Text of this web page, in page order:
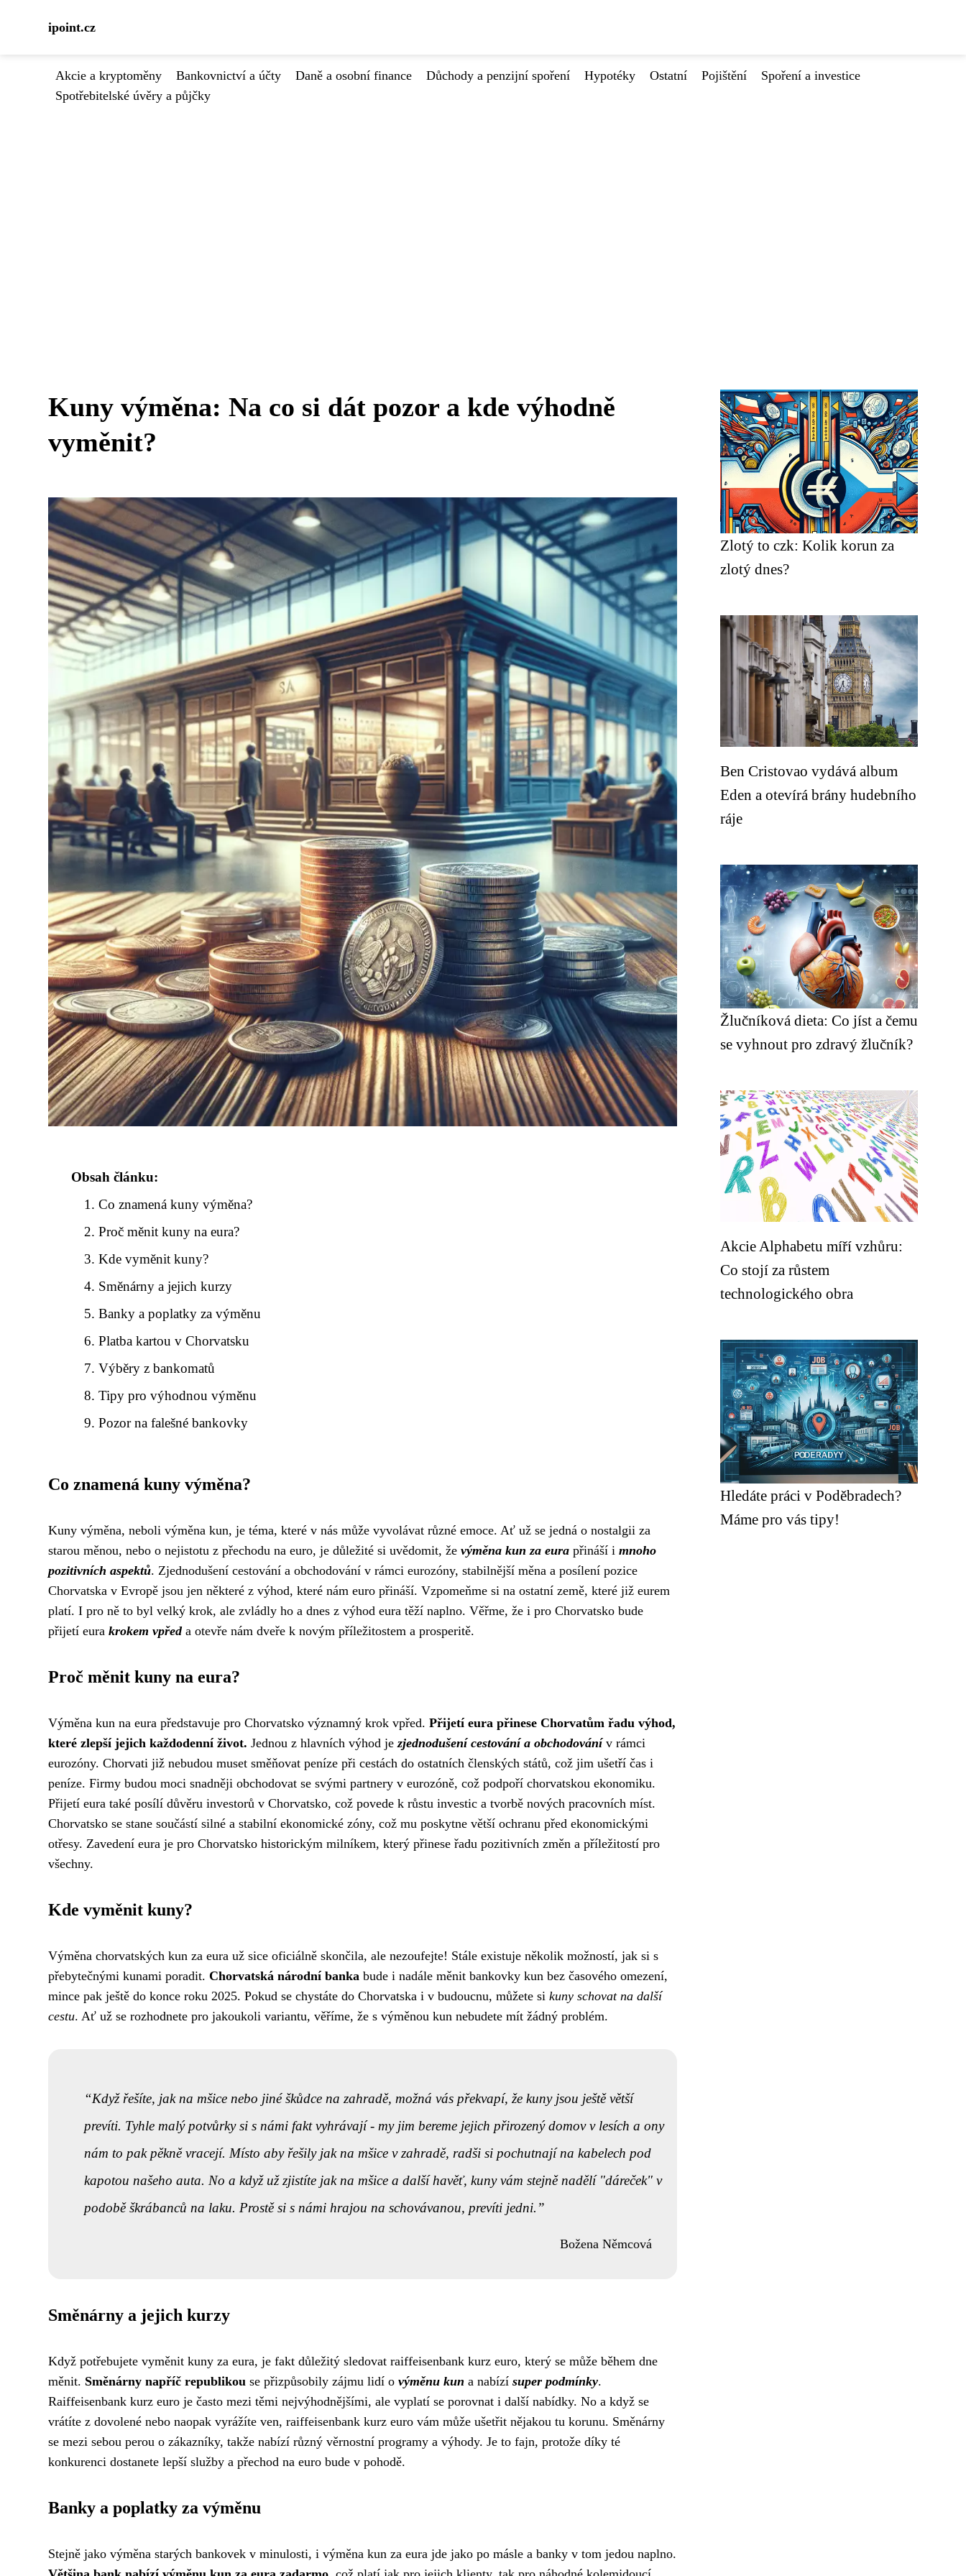
ipoint.cz
Akcie a kryptoměny Bankovnictví a účty Daně a osobní finance Důchody a penzijní spoření Hypotéky Ostatní Pojištění
Spoření a investice
Spotřebitelské úvěry a půjčky
Kuny výměna: Na co si dát pozor a kde výhodně
vyměnit?
Obsah článku:
Co znamená kuny výměna?
Proč měnit kuny na eura?
Kde vyměnit kuny?
Směnárny a jejich kurzy
Banky a poplatky za výměnu
Platba kartou v Chorvatsku
Výběry z bankomatů
Tipy pro výhodnou výměnu
Pozor na falešné bankovky
Co znamená kuny výměna?
Kuny výměna, neboli výměna kun, je téma, které v nás může vyvolávat různé emoce. Ať už se jedná o nostalgii za
starou měnou, nebo o nejistotu z přechodu na euro, je důležité si uvědomit, že výměna kun za eura přináší i mnoho
pozitivních aspektů. Zjednodušení cestování a obchodování v rámci eurozóny, stabilnější měna a posílení pozice
Chorvatska v Evropě jsou jen některé z výhod, které nám euro přináší. Vzpomeňme si na ostatní země, které již eurem
platí. I pro ně to byl velký krok, ale zvládly ho a dnes z výhod eura těží naplno. Věřme, že i pro Chorvatsko bude
přijetí eura krokem vpředa otevře nám dveře k novým příležitostem a prosperitě.
Proč měnit kuny na eura?
Výměna kun na eura představuje pro Chorvatsko významný krok vpřed. Přijetí eura přinese Chorvatům řadu výhod,
které zlepší jejich každodenní život. Jednou z hlavních výhod jezjednodušení cestování a obchodovánív rámci
eurozóny. Chorvati již nebudou muset směňovat peníze při cestách do ostatních členských států, což jim ušetří čas i
peníze. Firmy budou moci snadněji obchodovat se svými partnery v eurozóně, což podpoří chorvatskou ekonomiku.
Přijetí eura také posílí důvěru investorů v Chorvatsko, což povede k růstu investic a tvorbě nových pracovních míst.
Chorvatsko se stane součástí silné a stabilní ekonomické zóny, což mu poskytne větší ochranu před ekonomickými
otřesy. Zavedení eura je pro Chorvatsko historickým milníkem, který přinese řadu pozitivních změn a příležitostí pro
všechny.
Kde vyměnit kuny?
Výměna chorvatských kun za eura už sice oficiálně skončila, ale nezoufejte! Stále existuje několik možností, jak si s
přebytečnými kunami poradit. Chorvatská národní banka bude i nadále měnit bankovky kun bez časového omezení,
mince pak ještě do konce roku 2025. Pokud se chystáte do Chorvatska i v budoucnu, můžete si kuny schovat na další
cestu. Ať už se rozhodnete pro jakoukoli variantu, věříme, že s výměnou kun nebudete mít žádný problém.
Když řešíte, jak na mšice nebo jiné škůdce na zahradě, možná vás překvapí, že kuny jsou ještě větší
prevíti. Tyhle malý potvůrky si s námi fakt vyhrávají - my jim bereme jejich přirozený domov v lesích a ony
nám to pak pěkně vracejí. Místo aby řešily jak na mšicev zahradě, radši si pochutnají na kabelech pod
kapotou našeho auta. No a když už zjistíte jak na mšice a další havěť, kuny vám stejně nadělí "dáreček" v
podobě škrábanců na laku. Prostě si s námi hrajou na schovávanou, prevíti jedni.
Božena Němcová
Směnárny a jejich kurzy
Když potřebujete vyměnit kuny za eura, je fakt důležitý sledovat raiffeisenbank kurz euro, který se může během dne
měnit. Směnárny napříč republikou se přizpůsobily zájmu lidí o výměnu kun a nabízí super podmínky.
Raiffeisenbank kurz euro je často mezi těmi nejvýhodnějšími, ale vyplatí se porovnat i další nabídky. No a když se
vrátíte z dovolené nebo naopak vyrážíte ven, raiffeisenbank kurz euro vám může ušetřit nějakou tu korunu. Směnárny
se mezi sebou perou o zákazníky, takže nabízí různý věrnostní programy a výhody. Je to fajn, protože díky té
konkurenci dostanete lepší služby a přechod na euro bude v pohodě.
Banky a poplatky za výměnu
Stejně jako výměna starých bankovek v minulosti, i výměna kun za eura jde jako po másle a banky v tom jedou naplno.
Zlotý to czk: Kolik korun za
zlotý dnes?
Ben Cristovao vydává album
Eden a otevírá brány hudebního
ráje
Žlučníková dieta: Co jíst a čemu
se vyhnout pro zdravý žlučník?
Akcie Alphabetu míří vzhůru:
Co stojí za růstem
technologického obra
Hledáte práci v Poděbradech?
Máme pro vás tipy!